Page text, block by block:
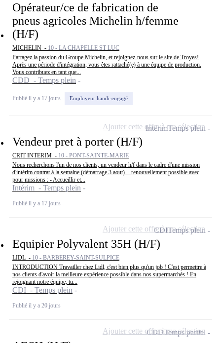
Opérateur/ce de fabrication de
pneus agricoles Michelin h/femme
(H/F)
MICHELIN - 10 - LA CHAPELLE ST LUC
Partagez la passion du Groupe Michelin, et rejoignez-nous sur le site de Troyes!
Après une période d'intégration, vous êtes rattaché(e) à une équipe de production.
Vous contribuez en tant que...
CDD - Temps plein
Publié il y a 17 jours Employeur handi-engagé
Vendeur pret à porter (H/F)
CRIT INTERIM - 10 - PONT-SAINTE-MARIE
Nous recherchons l'un de nos clients, un vendeur h/f dans le cadre d'une mission
d'intérim contrat à la semaine (démarrage 3 aout) + renouvellement possible avec
pour missions : - Accueillir et...
Intérim - Temps plein
Publié il y a 17 jours
IntérimTemps plein
Ajouter cette offre à ma sélection
Equipier Polyvalent 35H (H/F)
LIDL - 10 - BARBEREY-SAINT-SULPICE
INTRODUCTION Travailler chez Lidl, c'est bien plus qu'un job ! C'est permettre à
nos clients d'avoir la meilleure expérience possible dans nos supermarchés ! En
rejoignant notre équipe, tu...
CDI - Temps plein
Publié il y a 20 jours
CDITemps plein
Ajouter cette offre à ma sélection
CDDTemps partiel
Ajouter cette offre à ma sélection